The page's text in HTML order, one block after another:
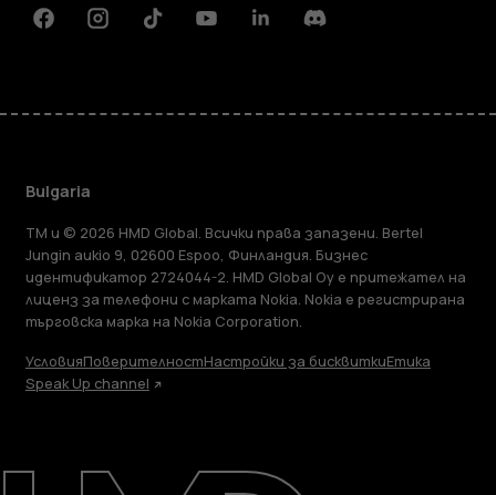
Информация
FacebookInstagramTiktokYoutubeLinkedinDiscord
Bulgaria
TM и © 2026 HMD Global. Всички права запазени. Bertel
Jungin aukio 9, 02600 Espoo, Финландия. Бизнес
идентификатор 2724044-2. HMD Global Oy е притежател на
лиценз за телефони с марката Nokia. Nokia е регистрирана
търговска марка на Nokia Corporation.
УсловияПоверителностНастройки за бисквиткиЕтика
Speak Up channel